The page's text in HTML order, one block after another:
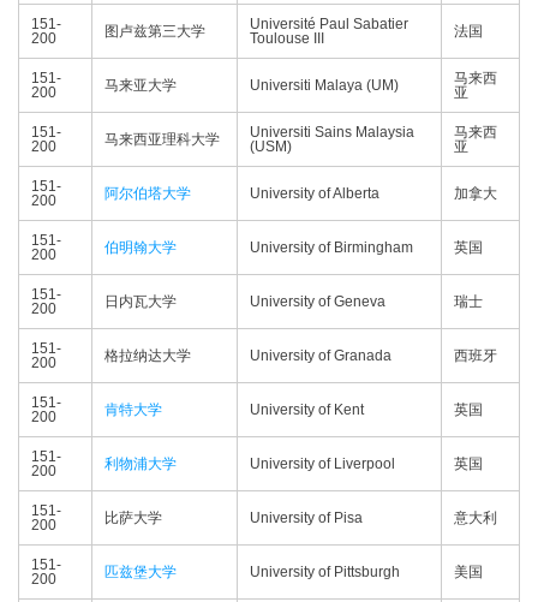
151-
200
图卢兹第三大学
Université Paul Sabatier
Toulouse III
法国
151-
200
马来亚大学 Universiti Malaya (UM)
马来西
亚
151-
200
马来西亚理科大学
Universiti Sains Malaysia
(USM)
马来西
亚
151-
200
阿尔伯塔大学 University of Alberta 加拿大
151-
200
伯明翰大学 University of Birmingham 英国
151-
200
日内瓦大学 University of Geneva 瑞士
151-
200
格拉纳达大学 University of Granada 西班牙
151-
200
肯特大学 University of Kent 英国
151-
200
利物浦大学 University of Liverpool 英国
151-
200
比萨大学 University of Pisa 意大利
151-
200
匹兹堡大学 University of Pittsburgh 美国